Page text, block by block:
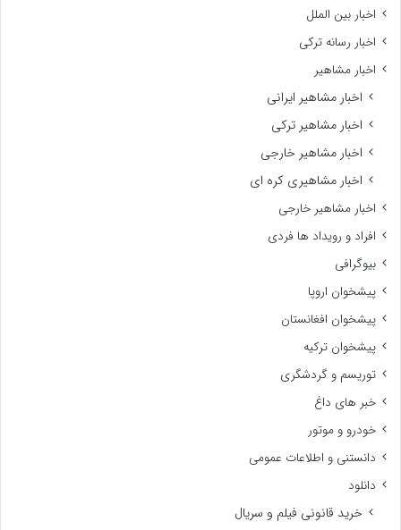
اخبار بین الملل
اخبار رسانه ترکی
اخبار مشاهیر
اخبار مشاهیر ایرانی
اخبار مشاهیر ترکی
اخبار مشاهیر خارجی
اخبار مشاهیری کره ای
اخبار مشاهیر خارجی
افراد و رویداد ها فردی
بیوگرافی
پیشخوان اروپا
پیشخوان افغانستان
پیشخوان ترکیه
توریسم و گردشگری
خبر های داغ
خودرو و موتور
دانستنی و اطلاعات عمومی
دانلود
خرید قانونی فیلم و سریال